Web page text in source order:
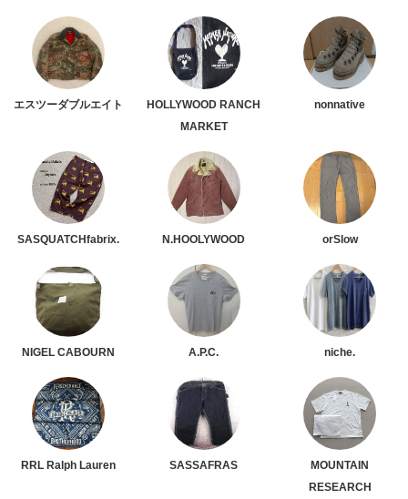
エスツーダブルエイト
HOLLYWOOD RANCH
MARKET
nonnative
SASQUATCHfabrix. N.HOOLYWOOD orSlow
NIGEL CABOURN A.P.C. niche.
RRL Ralph Lauren SASSAFRAS
MOUNTAIN
RESEARCH